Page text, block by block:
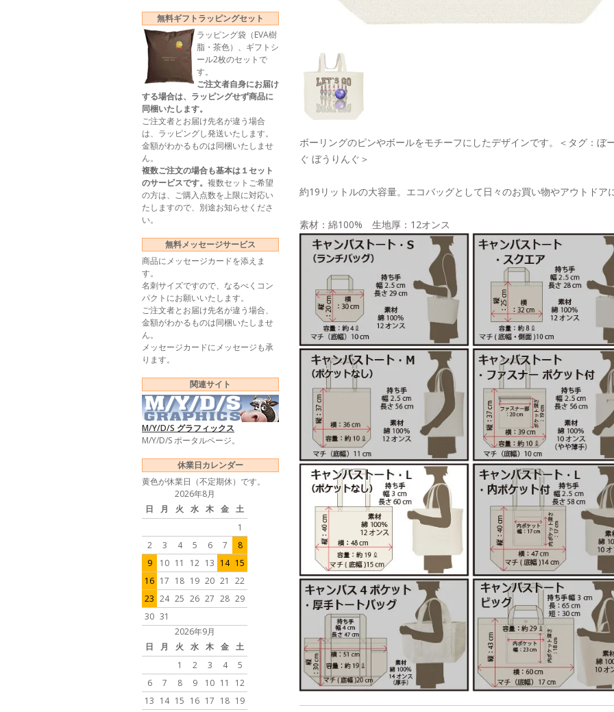
ボーリングのピンやボールをモチーフにしたデザインです。＜タグ：ぼ
ぐ ぼうりんぐ＞
約19リットルの大容量。エコバッグとして日々のお買い物やアウトドア
素材：綿100% 生地厚：12オンス
無料ギフトラッピングセット
ラッピング袋（EVA樹
脂・茶色）、ギフトシ
ール2枚のセットで
す。
ご注文者自身にお届け
する場合は、ラッピングせず商品に
同梱いたします。
ご注文者とお届け先名が違う場合
は、ラッピングし発送いたします。
金額がわかるものは同梱いたしませ
ん。
複数ご注文の場合も基本は１セット
のサービスです。 複数セットご希望
の方は、ご購入点数を上限に対応い
たしますので、別途お知らせくださ
い。
無料メッセージサービス
商品にメッセージカードを添えま
す。
名刺サイズですので、なるべくコン
パクトにお願いいたします。
ご注文者とお届け先名が違う場合、
金額がわかるものは同梱いたしませ
ん。
メッセージカードにメッセージも承
ります。
関連サイト
M/Y/D/S グラフィックス
M/Y/D/S ポータルページ。
休業日カレンダー
黄色が休業日（不定期休）です。
2026年8月
日
月 火 水 木 金 土
1
2
3 4 5 6 7
8
9
10 11 12 13 14 15
16 17 18 19 20 21
22
23 24 25 26 27 28 29
30 31
2026年9月
日
月 火 水 木 金 土
1
2 3 4
5
6
7 8 9 10 11
12
13 14 15 16 17 18 19